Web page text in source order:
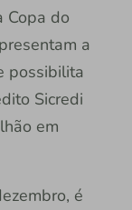
Copa do
a
possibilita
Sicredi
em
é